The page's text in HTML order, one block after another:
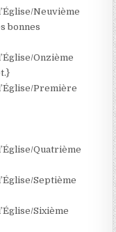
Neuvième
bonnes
Onzième
Première
Quatrième
Septième
Sixième